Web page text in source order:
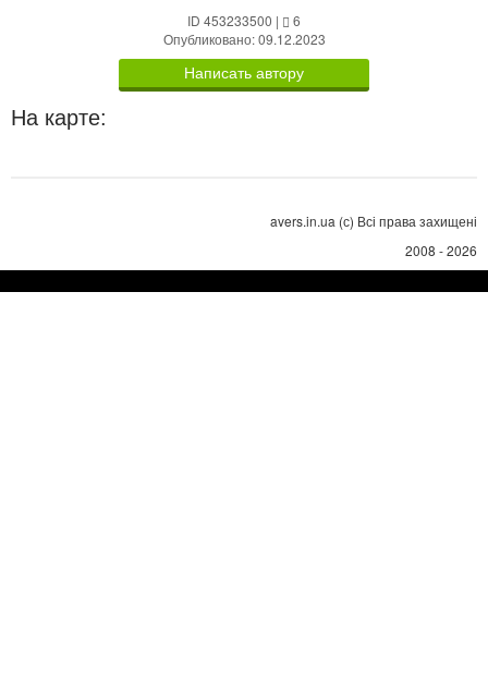
ID 453233500 |
6
Опубликовано: 09.12.2023
Написать автору
На карте:
avers.in.ua (с) Всі права захищені
2008 - 2026